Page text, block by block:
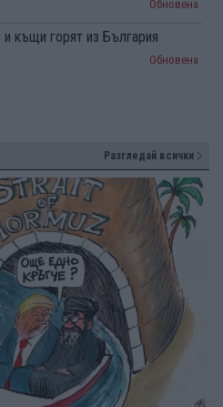
Обновена
къщи горят из България
Обновена
Разгледай всички